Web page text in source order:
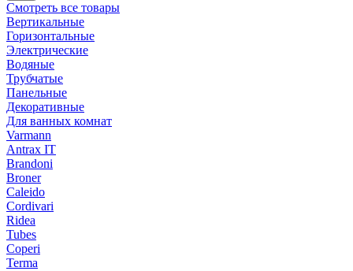
Смотреть все товары
Вертикальные
Горизонтальные
Электрические
Водяные
Трубчатые
Панельные
Декоративные
Для ванных комнат
Varmann
Antrax IT
Brandoni
Broner
Caleido
Cordivari
Ridea
Tubes
Coperi
Terma